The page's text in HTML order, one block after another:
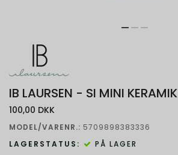
IB LAURSEN - SI MINI KERAMIK
100,00 DKK
MODEL/VARENR.: 5709898383336
LAGERSTATUS:
PÅ LAGER